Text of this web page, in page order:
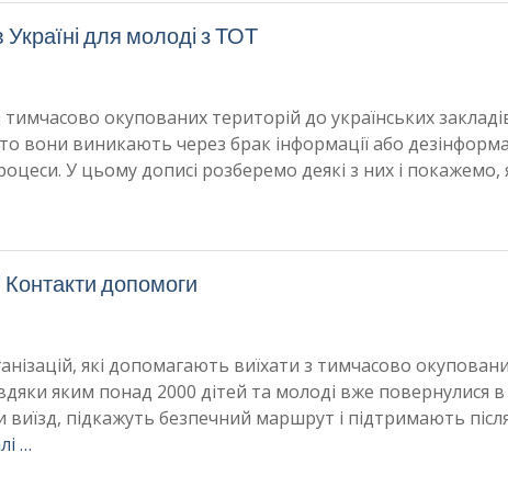
для молоді з ТОТ
окупованих територій до українських
вони виникають через брак інформації або
У цьому дописі розберемо деякі з них і покажемо,
Контакти допомоги
які допомагають виїхати з тимчасово
яким понад 2000 дітей та молоді вже повернулися
підкажуть безпечний маршрут і підтримають
…